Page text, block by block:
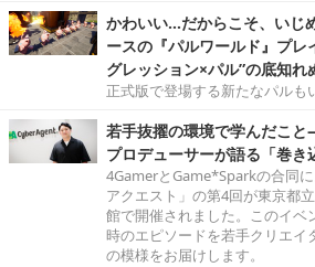
かわいい…だからこそ、いじ
ースの『パルワールド』プレ
グレッション×パル”の底知れ
正式版で登場する新たなパルも
若手抜擢の環境で学んだこ
プロデューサーが語る「巻き
4GamerとGame*Sparkの合同
アクエスト」の第4回が東京都
館で開催されました。このイベ
時のエピソードを若手クリエイ
の模様をお届けします。